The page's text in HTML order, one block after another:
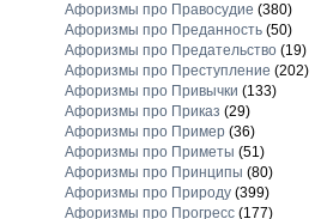
Афоризмы про Правосудие (380)
Афоризмы про Преданность(50)
Афоризмы про Предательство(19)
Афоризмы про Преступление (202)
Афоризмы про Привычки (133)
Афоризмы про Приказ (29)
Афоризмы про Пример(36)
Афоризмы про Приметы (51)
Афоризмы про Принципы (80)
Афоризмы про Природу(399)
Афоризмы про Прогресс(177)